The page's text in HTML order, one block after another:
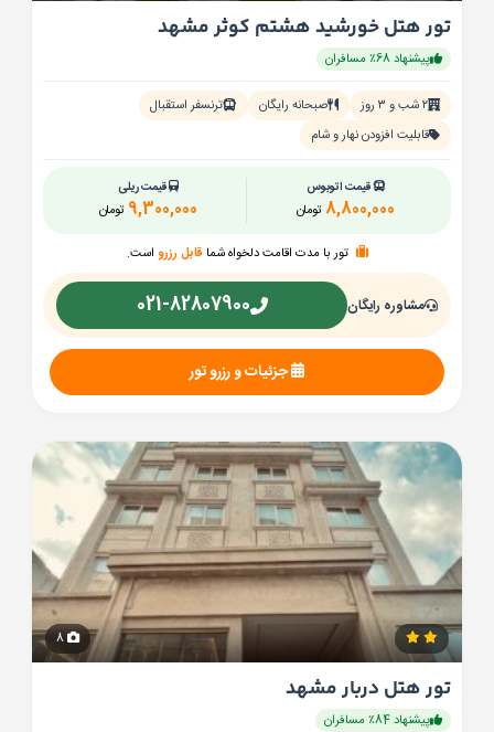
تور هتل خورشید هشتم کوثر مشهد
پیشنهاد 68٪ مسافران
۲ شب و ۳ روز صبحانه رایگان
ترنسفر استقبال
قابلیت افزودن نهار و شام
قیمت اتوبوس
تومان 8,800,000
قیمت ریلی
تومان 9,300,000
تور با مدت اقامت دلخواه شما قابل رزرو است.
مشاوره رایگان 021-82807900
جزئیات و رزرو تور
تور هتل دربار مشهد
پیشنهاد 84٪ مسافران